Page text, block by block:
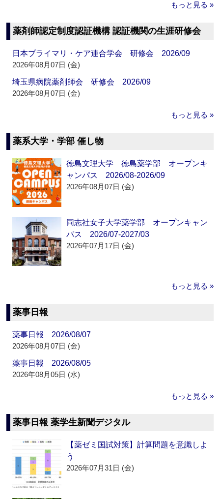
もっと見る »
薬剤師認定制度認証機構 認証機関の生涯研修会
日本プライマリ・ケア連合学会 研修会 2026/09
2026年08月07日 (金)
埼玉県病院薬剤師会 研修会 2026/09
2026年08月07日 (金)
もっと見る »
薬系大学・学部 催し物
徳島文理大学 徳島薬学部 オープンキ
ャンパス 2026/08-2026/09
2026年08月07日 (金)
同志社女子大学薬学部 オープンキャン
パス 2026/07-2027/03
2026年07月17日 (金)
もっと見る »
薬事日報
薬事日報 2026/08/07
2026年08月07日 (金)
薬事日報 2026/08/05
2026年08月05日 (水)
もっと見る »
薬事日報 薬学生新聞デジタル
【薬ゼミ国試対策】計算問題を意識しよ
う
2026年07月31日 (金)